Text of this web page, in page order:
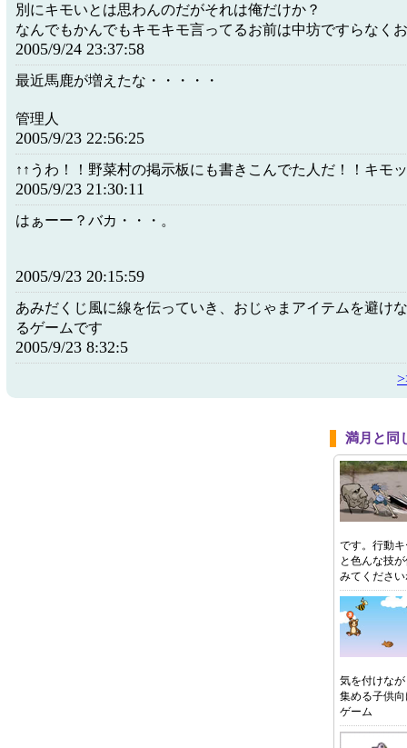
別にキモいとは思わんのだがそれは俺だけか？
なんでもかんでもキモキモ言ってるお前は中坊ですらなく
2005/9/24 23:37:58
最近馬鹿が増えたな・・・・・
管理人
2005/9/23 22:56:25
↑↑うわ！！野菜村の掲示板にも書きこんでた人だ！！キモ
2005/9/23 21:30:11
はぁーー？バカ・・・。
2005/9/23 20:15:59
あみだくじ風に線を伝っていき、おじゃまアイテムを避け
るゲームです
2005/9/23 8:32:5
満月と同
です。行動
と色んな技
みてくださ
気を付けな
集める子供
ゲーム